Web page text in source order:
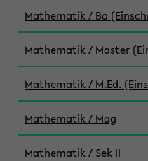
Mathematik / Ba
Mathematik / Master
Mathematik / M.Ed.
Mathematik / Mag
Mathematik / Sek II